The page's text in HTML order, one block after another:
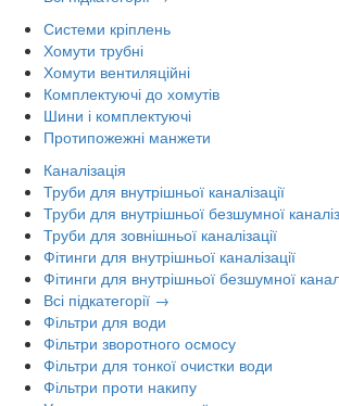
Системи кріплень
Хомути трубні
Хомути вентиляційні
Комплектуючі до хомутів
Шини і комплектуючі
Протипожежні манжети
Каналізація
Труби для внутрішньої каналізації
Труби для внутрішньої безшумної
Труби для зовнішньої каналізації
Фітинги для внутрішньої каналізації
Фітинги для внутрішньої безшумної
Всі підкатегорії →
Фільтри для води
Фільтри зворотного осмосу
Фільтри для тонкої очистки води
Фільтри проти накипу